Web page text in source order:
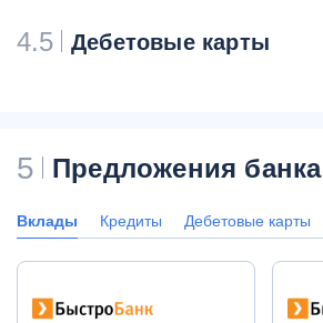
4.5 Дебетовые карты
5 Предложения банка
Вклады Кредиты Дебетовые карты